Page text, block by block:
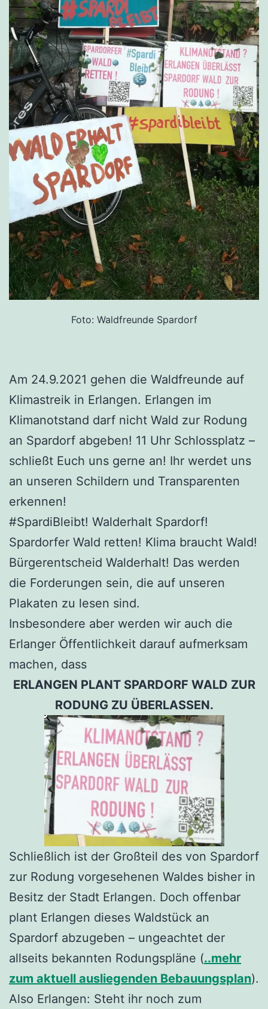
Foto: Waldfreunde Spardorf
Am 24.9.2021 gehen die Waldfreunde auf
Klimastreik in Erlangen. Erlangen im
Klimanotstand darf nicht Wald zur Rodung
an Spardorf abgeben! 11 Uhr Schlossplatz –
schließt Euch uns gerne an! Ihr werdet uns
an unseren Schildern und Transparenten
erkennen!
#SpardiBleibt! Walderhalt Spardorf!
Spardorfer Wald retten! Klima braucht Wald!
Bürgerentscheid Walderhalt! Das werden
die Forderungen sein, die auf unseren
Plakaten zu lesen sind.
Insbesondere aber werden wir auch die
Erlanger Öffentlichkeit darauf aufmerksam
machen, dass
ERLANGEN PLANT SPARDORF WALD ZUR
RODUNG ZU ÜBERLASSEN.
Schließlich ist der Großteil des von Spardorf
zur Rodung vorgesehenen Waldes bisher in
Besitz der Stadt Erlangen. Doch offenbar
plant Erlangen dieses Waldstück an
Spardorf abzugeben – ungeachtet der
allseits bekannten Rodungspläne (..mehr
zum aktuell ausliegenden Bebauungsplan).
Also Erlangen: Steht ihr noch zum